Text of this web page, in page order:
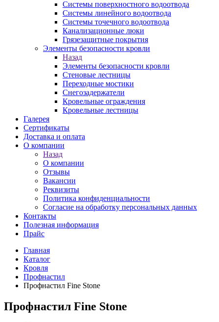
Системы поверхностного водоотвода
Системы линейного водоотвода
Системы точечного водоотвода
Канализационные люки
Грязезащитные покрытия
Элементы безопасности кровли
Назад
Элементы безопасности кровли
Стеновые лестницы
Переходные мостики
Снегозадержатели
Кровельные ограждения
Кровельные лестницы
Галерея
Сертификаты
Доставка и оплата
О компании
Назад
О компании
Отзывы
Вакансии
Реквизиты
Политика конфиденциальности
Согласие на обработку персональных данных
Контакты
Полезная информация
Прайс
Главная
Каталог
Кровля
Профнастил
Профнастил Fine Stone
Профнастил Fine Stone